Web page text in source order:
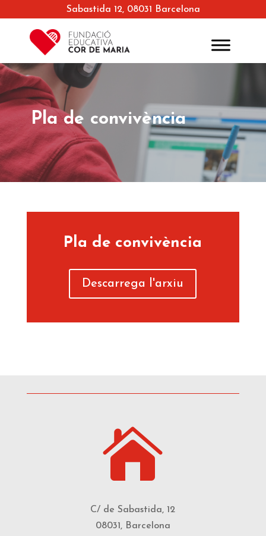
Sabastida 12, 08031 Barcelona
Pla de convivència
Pla de convivència
Descarrega l'arxiu

C/ de Sabastida, 12
08031, Barcelona